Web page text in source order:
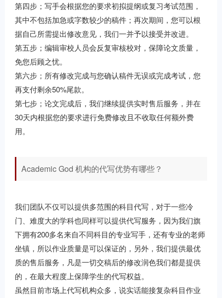
第四步；写手会根据您的要求初拟提纲或复习考试范围，
其中不包括加急或字数较少的稿件；再次期间，您可以根
据自己所需提出修改意见，我们一并予以接受并改进。
第五步；编辑审校人员会反复审核校对，保障论文质量，
免您后顾之忧。
第六步；所有修改完成与您确认稿件无误或完成考试，您
再支付剩余50%尾款。
第七步；论文完成后，我们继续提供实时售后服务，并在
30天内根据您的要求进行免费修改且不收取任何额外费
用。
Academic God 机构的代写优势有哪些？
我们团队不仅可以提供多范围的科目代写，对于一些冷
门、难度大的学科也同样可以提供代写服务，因为我们旗
下拥有200多名来自不同科目的专业写手，还有专业的老师
坐镇，所以作业质量是可以保证的，另外，我们提供最优
质的售后服务，凡是一切交稿后的修改润色我们都是提供
的，在最大程度上保障学生的代写权益。
虽然目前市场上代写机构众多，说实话能接复杂科目作业